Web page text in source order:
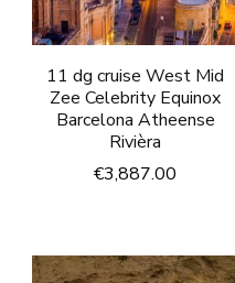
11 dg cruise West Mid
Zee Celebrity Equinox
Barcelona Atheense
Rivièra
€3,887.00